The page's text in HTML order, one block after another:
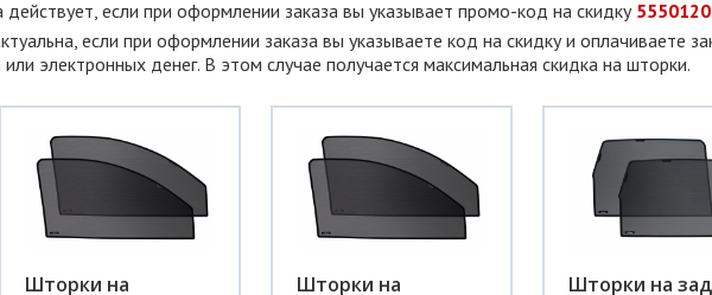
действует, если при оформлении заказа вы указывает промо-код на скидку5550120
если при оформлении заказа вы указываете код на скидку и оплачиваете
электронных денег. В этом случае получается максимальная скидка на шторки.
Шторки на
Шторки на
Шторки на